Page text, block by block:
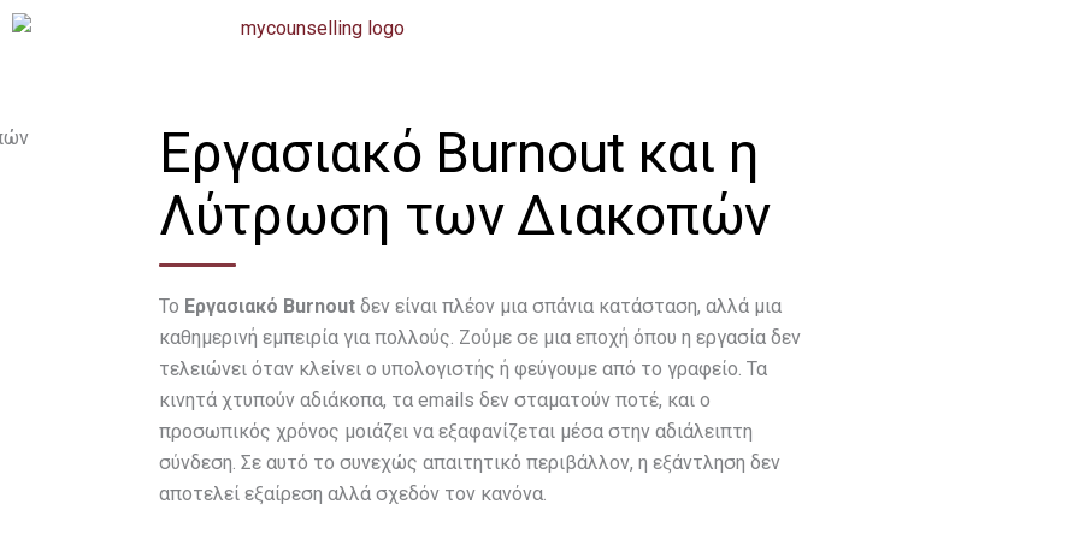
Εργασιακό Burnout και η
Λύτρωση των Διακοπών
Το Εργασιακό Burnout δεν είναι πλέον μια σπάνια κατάσταση, αλλά μια
καθημερινή εμπειρία για πολλούς. Ζούμε σε μια εποχή όπου η εργασία δεν
τελειώνει όταν κλείνει ο υπολογιστής ή φεύγουμε από το γραφείο. Τα
κινητά χτυπούν αδιάκοπα, τα emails δεν σταματούν ποτέ, και ο
προσωπικός χρόνος μοιάζει να εξαφανίζεται μέσα στην αδιάλειπτη
σύνδεση. Σε αυτό το συνεχώς απαιτητικό περιβάλλον, η εξάντληση δεν
αποτελεί εξαίρεση αλλά σχεδόν τον κανόνα.